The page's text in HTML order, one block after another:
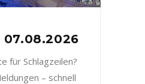
07.08.2026
für Schlagzeilen?
– schnell